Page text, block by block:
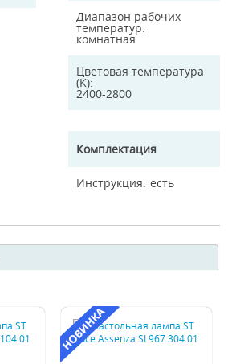
Диапазон рабочих
температур
комнатная
Цветовая температура
(K)
2400-2800
Комплектация
Инструкция есть